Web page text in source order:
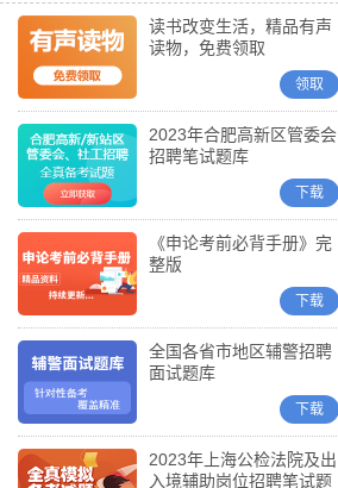
读书改变生活，精品有声
读物，免费领取
领取
2023年合肥高新区管委会
招聘笔试题库
下载
《申论考前必背手册》完
整版
下载
全国各省市地区辅警招聘
面试题库
下载
2023年上海公检法院及出
入境辅助岗位招聘笔试题